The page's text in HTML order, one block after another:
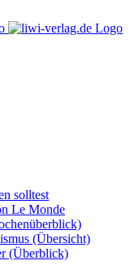
solltest
Le Monde
(Übersicht)
(Überblick)